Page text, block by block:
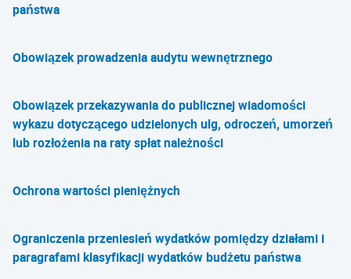
państwa
Obowiązek prowadzenia audytu wewnętrznego
Obowiązek przekazywania do publicznej wiadomości
wykazu dotyczącego udzielonych ulg, odroczeń, umorzeń
lub rozłożenia na raty spłat należności
Ochrona wartości pieniężnych
Ograniczenia przeniesień wydatków pomiędzy działami i
paragrafami klasyfikacji wydatków budżetu państwa